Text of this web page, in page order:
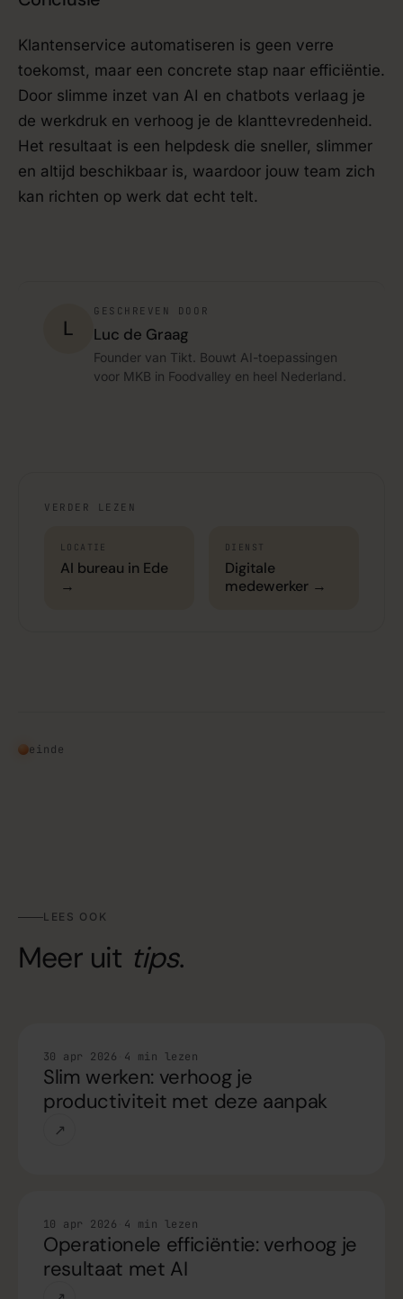
Klantenservice automatiseren is geen verre
toekomst, maar een concrete stap naar efficiëntie.
Door slimme inzet van AI en chatbots verlaag je
de werkdruk en verhoog je de klanttevredenheid.
Het resultaat is een helpdesk die sneller, slimmer
en altijd beschikbaar is, waardoor jouw team zich
kan richten op werk dat echt telt.
L
GESCHREVEN DOOR
Luc de Graag
Founder van Tikt. Bouwt AI-toepassingen
voor MKB in Foodvalley en heel Nederland.
VERDER LEZEN
LOCATIE
AI bureau in Ede
→
DIENST
Digitale
medewerker →
einde
LEES OOK
Meer uit tips.
Tips
30 apr 2026 4 min lezen
Slim werken: verhoog je
productiviteit met deze aanpak
↗
Tips
10 apr 2026 4 min lezen
Operationele efficiëntie: verhoog je
resultaat met AI